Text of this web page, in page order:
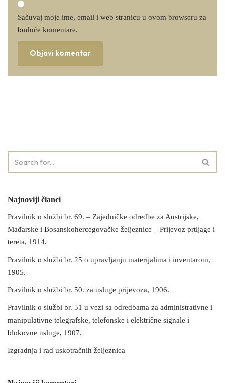
Sačuvaj moje ime, email i web stranicu u ovom browseru za
buduće komentare.
Najnoviji članci
Pravilnik o službi br. 69. – Zajedničke odredbe za Austrijske,
Mađarske i Bosanskohercegovačke željeznice – Prijevoz prtljage i
tereta, 1914.
Pravilnik o službi br. 25 o upravljanju materijalima i inventarom,
1905.
Pravilnik o službi br. 50. za usluge prijevoza, 1906.
Pravilnik o službi br. 51 u vezi sa odredbama za administrativne i
manipulativne telegrafske, telefonske i električne signale i
blokovne usluge, 1907.
Izgradnja i rad uskotračnih željeznica